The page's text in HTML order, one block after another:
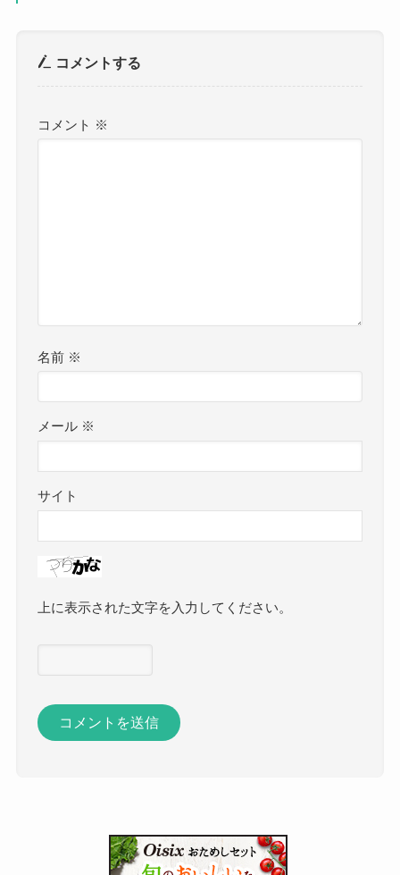
コメントする
コメント ※
名前 ※
メール ※
サイト
上に表示された文字を入力してください。